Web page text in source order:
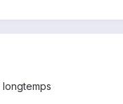
longtemps